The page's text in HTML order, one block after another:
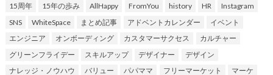
15周年 15年の歩み AllHappy FromYou history HR
Instagram
SNS
WhiteSpace まとめ記事 アドベントカレンダー
イベント
エンジニア
オンボーディング カスタマーサクセス
カルチャー
グリーンフライデー
スキルアップ デザイナー
デザイン
ナレッジ・ノウハウ
バリュー パパママ フリーマーケット
マーケ